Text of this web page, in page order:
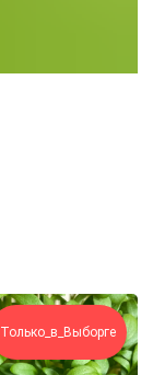
Только_в_Выборге